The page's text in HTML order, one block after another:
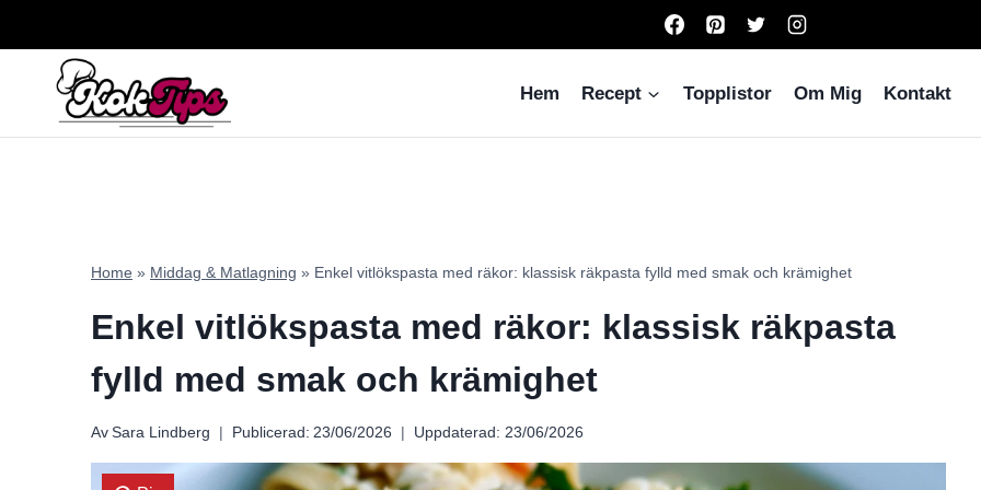
Hem
Recept Topplistor Om Mig Kontakt
Home » Middag & Matlagning » Enkel vitlökspasta med räkor: klassisk räkpasta fylld med smak och krämighet
Enkel vitlökspasta med räkor: klassisk räkpasta
fylld med smak och krämighet
Av Sara Lindberg Publicerad: 23/06/2026 Uppdaterad: 23/06/2026